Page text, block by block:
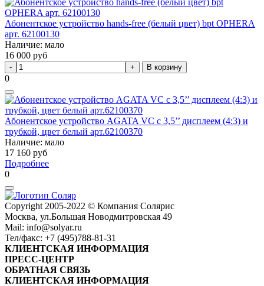
Абонентское устройство hands-free (белый цвет) bpt OPHERA
арт. 62100130
Наличие: мало
16 000 руб
В корзину
0
Абонентское устройство AGATA VC c 3,5’’ дисплеем (4:3) и
трубкой, цвет белый арт.62100370
Наличие: мало
17 160 руб
Подробнее
0
Сopyright 2005-2022 © Компания Солярис
Москва, ул.Большая Новодмитровская 49
Mail: info@solyar.ru
Тел/факс: +7 (495)788-81-31
КЛИЕНТСКАЯ ИНФОРМАЦИЯ
ПРЕСС-ЦЕНТР
ОБРАТНАЯ СВЯЗЬ
КЛИЕНТСКАЯ ИНФОРМАЦИЯ